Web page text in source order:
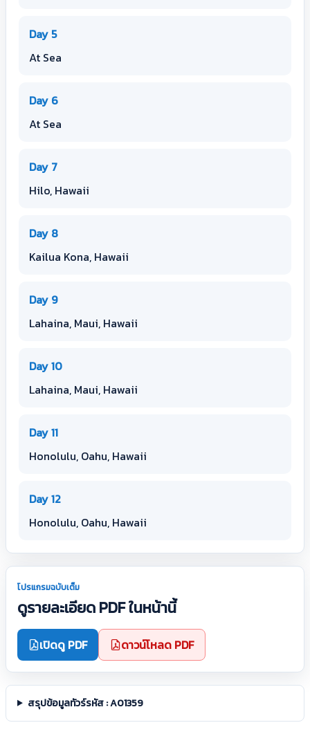
Day 5
At Sea
Day 6
At Sea
Day 7
Hilo, Hawaii
Day 8
Kailua Kona, Hawaii
Day 9
Lahaina, Maui, Hawaii
Day 10
Lahaina, Maui, Hawaii
Day 11
Honolulu, Oahu, Hawaii
Day 12
Honolulu, Oahu, Hawaii
โปรแกรมฉบับเต็ม
ดูรายละเอียด PDF ในหน้านี้
เปิดดู PDF ดาวน์โหลด PDF
สรุปข้อมูลทัวร์รหัส : A01359